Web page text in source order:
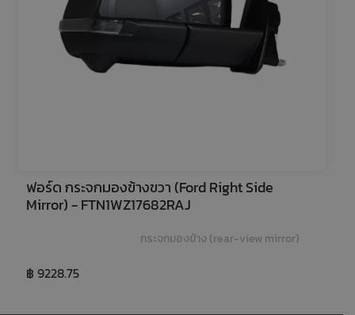
ฟอร์ด กระจกมองข้างขวา (Ford Right Side
Mirror) - FTN1WZ17682RAJ
กระจกมองข้าง (rear-view mirror)
฿ 9228.75